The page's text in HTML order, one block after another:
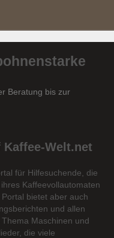
Beratung bis zur
Welt.net
für Hilfesuchende, die
Kaffeevollautomaten
bietet aber auch
und allen
Maschinen und
die viele